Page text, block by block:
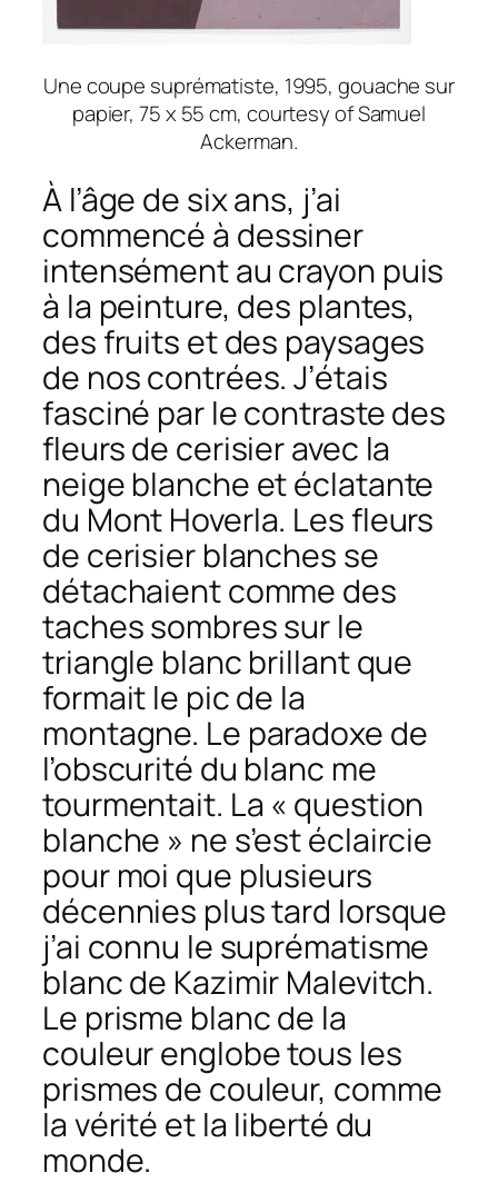
Une coupe suprématiste, 1995, gouache sur
papier, 75 x 55 cm, courtesy of Samuel
Ackerman.
À l’âge de six ans, j’ai
commencé à dessiner
intensément au crayon puis
à la peinture, des plantes,
des fruits et des paysages
de nos contrées. J’étais
fasciné par le contraste des
fleurs de cerisier avec la
neige blanche et éclatante
du Mont Hoverla. Les fleurs
de cerisier blanches se
détachaient comme des
taches sombres sur le
triangle blanc brillant que
formait le pic de la
montagne. Le paradoxe de
l’obscurité du blanc me
tourmentait. La « question
blanche » ne s’est éclaircie
pour moi que plusieurs
décennies plus tard lorsque
j’ai connu le suprématisme
blanc de Kazimir Malevitch.
Le prisme blanc de la
couleur englobe tous les
prismes de couleur, comme
la vérité et la liberté du
monde.